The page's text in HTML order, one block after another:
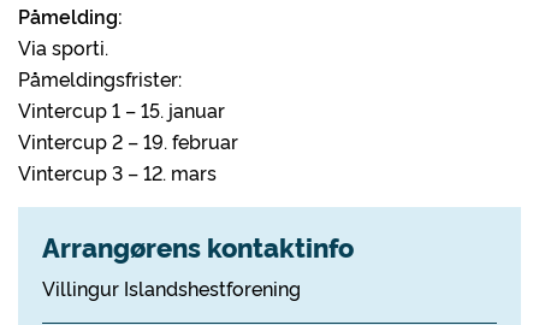
Påmelding:
Via sporti.
Påmeldingsfrister:
Vintercup 1 – 15. januar
Vintercup 2 – 19. februar
Vintercup 3 – 12. mars
Arrangørens kontaktinfo
Villingur Islandshestforening